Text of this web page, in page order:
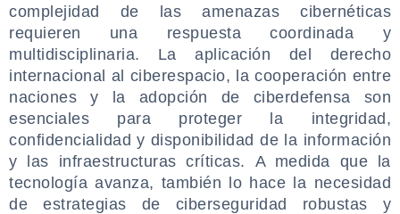
complejidad de las amenazas cibernéticas
requieren una respuesta coordinada y
multidisciplinaria. La aplicación del derecho
internacional al ciberespacio, la cooperación entre
naciones y la adopción de ciberdefensa son
esenciales para proteger la integridad,
confidencialidad y disponibilidad de la información
y las infraestructuras críticas. A medida que la
tecnología avanza, también lo hace la necesidad
de estrategias de ciberseguridad robustas y